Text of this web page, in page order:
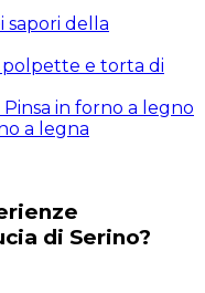
sapori della
polpette e torta di
in forno a legno
a legna
di Serino?